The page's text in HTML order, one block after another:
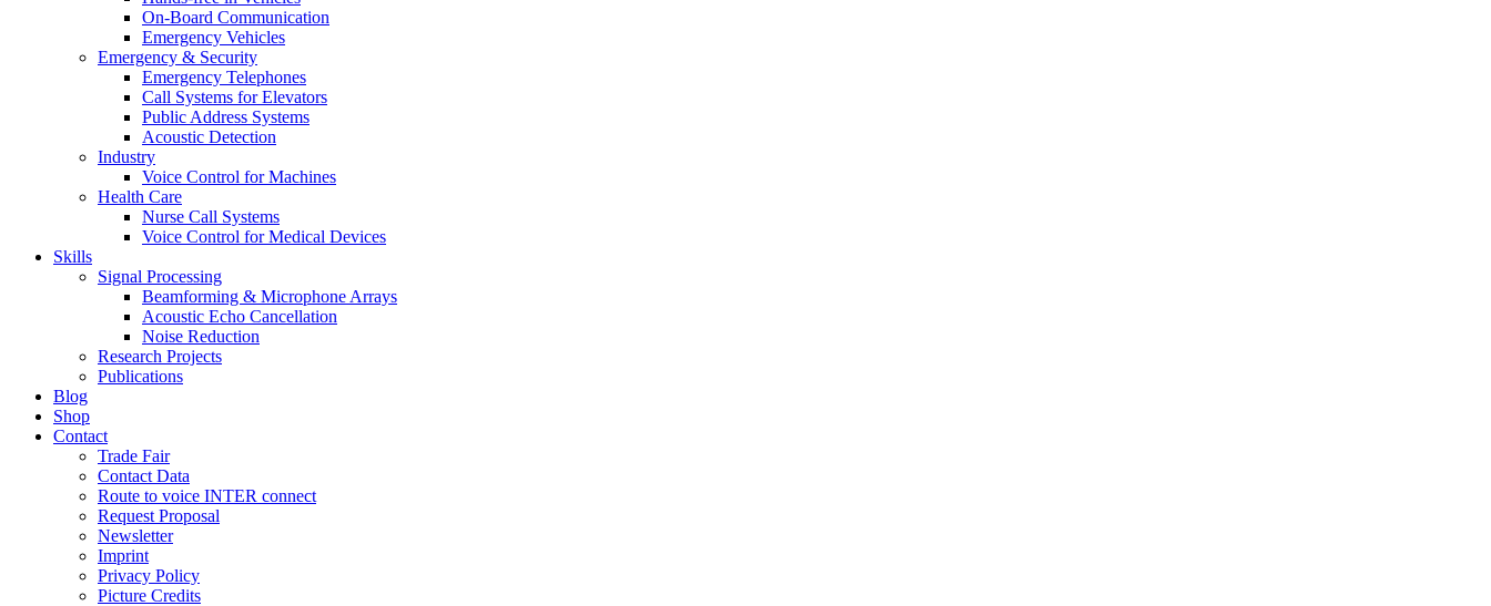
On-Board Communication
Emergency Vehicles
Emergency & Security
Emergency Telephones
Call Systems for Elevators
Public Address Systems
Acoustic Detection
Industry
Voice Control for Machines
Health Care
Nurse Call Systems
Voice Control for Medical Devices
Skills
Signal Processing
Beamforming & Microphone Arrays
Acoustic Echo Cancellation
Noise Reduction
Research Projects
Publications
Blog
Shop
Contact
Trade Fair
Contact Data
Route to voice INTER connect
Request Proposal
Newsletter
Imprint
Privacy Policy
Picture Credits